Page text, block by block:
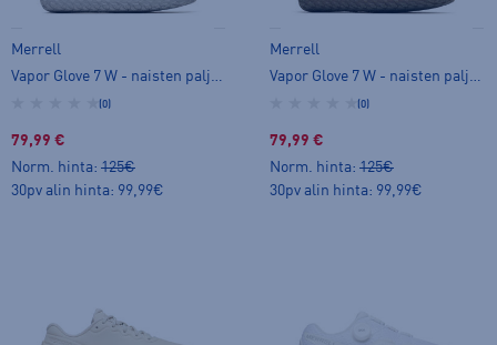
Merrell
Vapor Glove 7 W - naisten paljasjalkakengät
(0)
79,99 €
Norm. hinta: 125€
30pv alin hinta: 99,99€
Merrell
Vapor Glove 7 W - naisten paljasjalkakengät
(0)
79,99 €
Norm. hinta: 125€
30pv alin hinta: 99,99€